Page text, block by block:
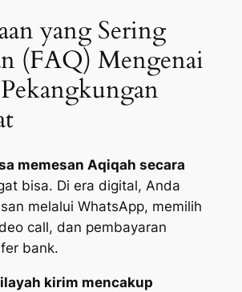
yang Sering
(FAQ) Mengenai
memesan Aqiqah secara
bisa. Di era digital, Anda
melalui WhatsApp, memilih
call, dan pembayaran
bank.
kirim mencakup